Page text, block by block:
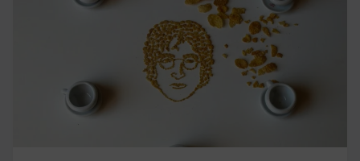
早餐這樣料理最適合！
早上沒時間做早餐？10 款隔夜更美味的燕麥粥